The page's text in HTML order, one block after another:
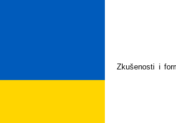
Zkušenosti i